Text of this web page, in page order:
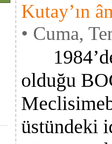
Kutay’ın
• Cuma,
olduğu
üstündeki